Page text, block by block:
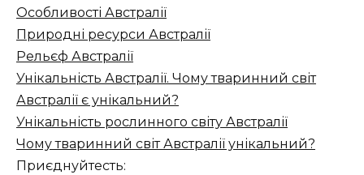
Особливості Австралії
Природні ресурси Австралії
Рельєф Австралії
Унікальність Австралії. Чому тваринний світ
Австралії є унікальний?
Унікальність рослинного світу Австралії
Чому тваринний світ Австралії унікальний?
Приєднуйтесть: